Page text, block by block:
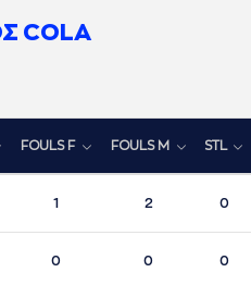
COLA
FOULS F FOULS M STL
1 2 0
0 0 0